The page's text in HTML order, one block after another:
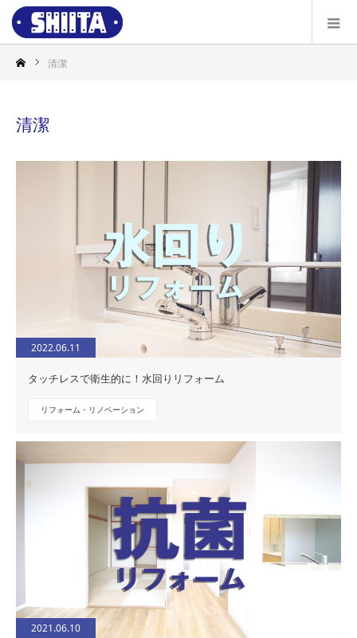
清潔
清潔
2022.06.11
タッチレスで衛生的に！水回りリフォーム
リフォーム・リノベーション
2021.06.10